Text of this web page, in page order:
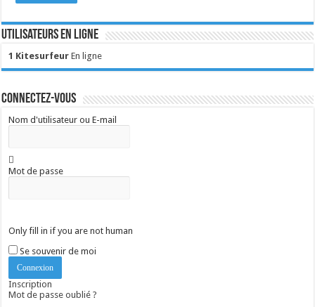
Utilisateurs en ligne
1 Kitesurfeur En ligne
Connectez-vous
Nom d'utilisateur ou E-mail
Mot de passe
Only fill in if you are not human
Se souvenir de moi
Inscription
Mot de passe oublié ?